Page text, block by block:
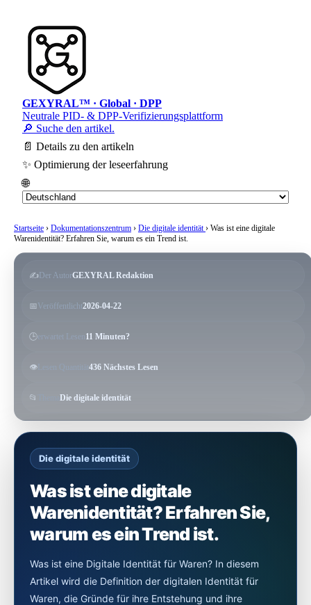
GEXYRAL™ · Global · DPP
Neutrale PID- & DPP-Verifizierungsplattform
🔎 Suche den artikel.
📄 Details zu den artikeln
✨ Optimierung der leseerfahrung
🌐
Startseite › Dokumentationszentrum › Die digitale identität › Was ist eine digitale
Warenidentität? Erfahren Sie, warum es ein Trend ist.
✍️ Der AutorGEXYRAL Redaktion
📅Veröffentlicht2026-04-22
🕒erwartet Lesen11 Minuten?
👁️ Lesen Quantität 436 Nächstes Lesen
📂 Die digitale identität
Die digitale identität
Was ist eine digitale
Warenidentität? Erfahren Sie,
warum es ein Trend ist.
Was ist eine Digitale Identität für Waren? In diesem
Artikel wird die Definition der digitalen Identität für
Waren, die Gründe für ihre Entstehung und ihre